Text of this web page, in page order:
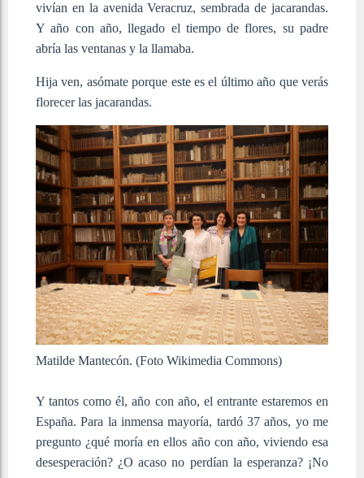
vivían en la avenida Veracruz, sembrada de jacarandas.
Y año con año, llegado el tiempo de flores, su padre
abría las ventanas y la llamaba.
Hija ven, asómate porque este es el último año que verás
florecer las jacarandas.
Matilde Mantecón. (Foto Wikimedia Commons)
Y tantos como él, año con año, el entrante estaremos en
España. Para la inmensa mayoría, tardó 37 años, yo me
pregunto ¿qué moría en ellos año con año, viviendo esa
desesperación? ¿O acaso no perdían la esperanza? ¡No